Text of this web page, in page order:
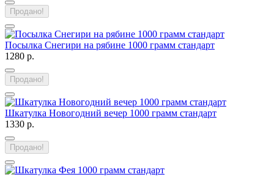
Продано!
Посылка Снегири на рябине 1000 грамм стандарт
1280 р.
Продано!
Шкатулка Новогодний вечер 1000 грамм стандарт
1330 р.
Продано!